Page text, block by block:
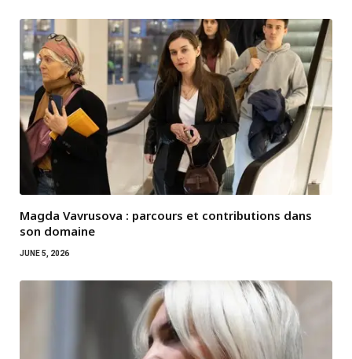
Magda Vavrusova : parcours et contributions dans
son domaine
JUNE 5, 2026